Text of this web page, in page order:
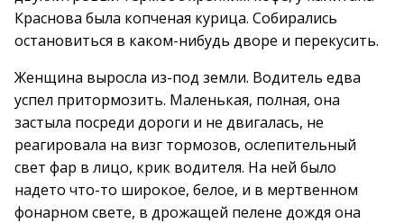
Краснова была копченая курица. Собирались
остановиться в каком-нибудь дворе и перекусить.
Женщина выросла из-под земли. Водитель едва
успел притормозить. Маленькая, полная, она
застыла посреди дороги и не двигалась, не
реагировала на визг тормозов, ослепительный
свет фар в лицо, крик водителя. На ней было
надето что-то широкое, белое, и в мертвенном
фонарном свете, в дрожащей пелене дождя она